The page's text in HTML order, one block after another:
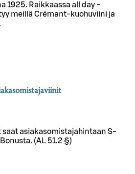
1925. Raikkaassa all day -
meillä Crémant-kuohuviini ja
asiakasomistajahintaan S-
(AL 51.2 §)